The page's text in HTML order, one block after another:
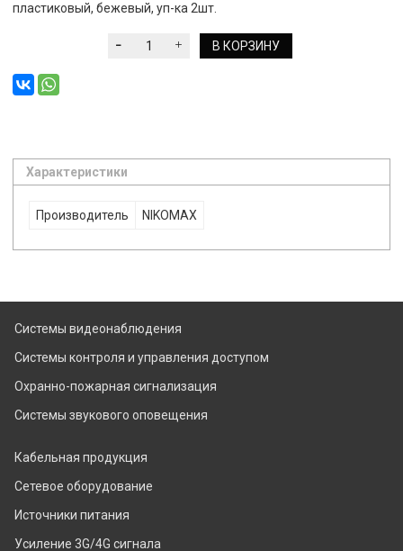
пластиковый, бежевый, уп-ка 2шт.
В КОРЗИНУ
Характеристики
Производитель NIKOMAX
Системы видеонаблюдения
Системы контроля и управления доступом
Охранно-пожарная сигнализация
Системы звукового оповещения
Кабельная продукция
Сетевое оборудование
Источники питания
Усиление 3G/4G сигнала